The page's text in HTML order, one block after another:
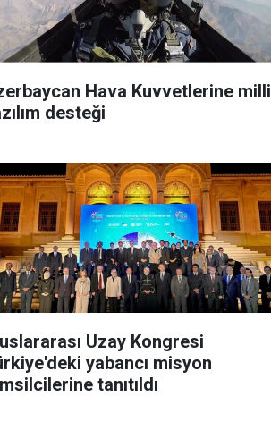
Hava Kuvvetlerine milli
desteği
Uzay Kongresi
yabancı misyon
tanıtıldı